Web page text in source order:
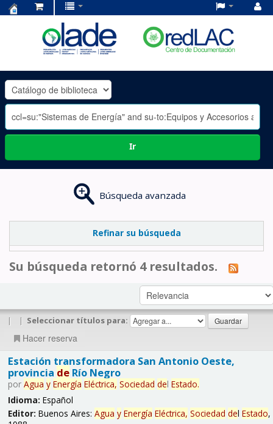
OLADE
-
Ir
Búsqueda avanzada
Refinar su búsqueda
Su búsqueda retornó 4 resultados.
| | Seleccionar títulos para:
Hacer reserva
Estación transformadora San Antonio Oeste,
provincia deRío Negro
por Agua y Energía Eléctrica, Sociedad del Estado.
Idioma: Español
Editor: Buenos Aires: Agua y Energía Eléctrica, Sociedad del Estado,